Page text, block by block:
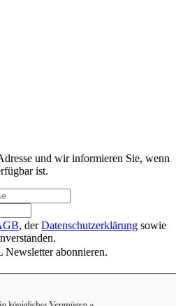
und wir informieren Sie, wenn
ist.
, derDatenschutzerklärung sowie
abonnieren.